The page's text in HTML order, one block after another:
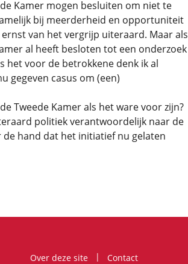
Kamer mogen besluiten om niet te
bij meerderheid en opportuniteit
van het vergrijp uiteraard. Maar als
al heeft besloten tot een onderzoek
het voor de betrokkene denk ik al
gegeven casus om (een)
Tweede Kamer als het ware voor zijn?
politiek verantwoordelijk naar de
hand dat het initiatief nu gelaten
Over deze site
Contact